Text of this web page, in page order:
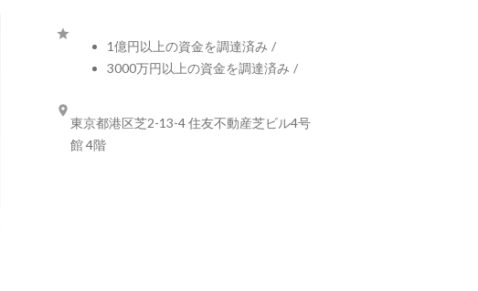
1億円以上の資金を調達済み /
3000万円以上の資金を調達済み /
東京都港区芝2-13-4 住友不動産芝ビル4号
館 4階